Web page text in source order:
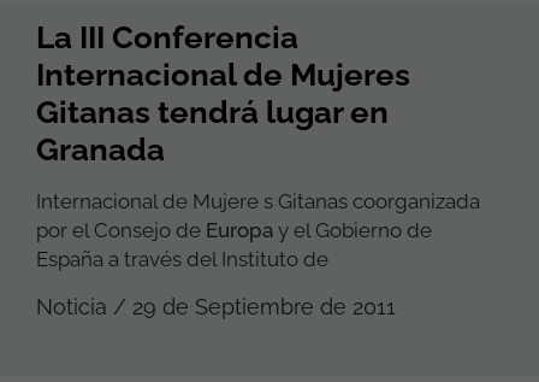
La III Conferencia
Internacional de Mujeres
Gitanas tendrá lugar en
Granada
Internacional de Mujere s Gitanas coorganizada
por el Consejo de Europa y el Gobierno de
España a través del Instituto de
Noticia / 29 de Septiembre de 2011